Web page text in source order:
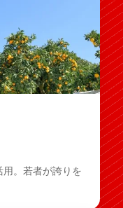
。若者が誇りを